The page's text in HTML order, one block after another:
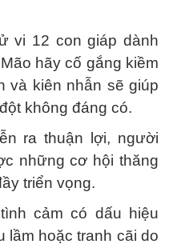
vi 12 con giáp dành
hãy cố gắng kiềm
và kiên nhẫn sẽ giúp
không đáng có.
ra thuận lợi, người
những cơ hội thăng
triển vọng.
cảm có dấu hiệu
lầm hoặc tranh cãi do